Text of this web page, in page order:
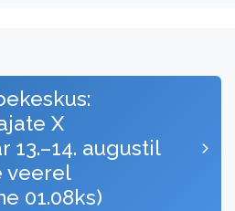
X
13.–14. augustil
veerel
01.08ks)